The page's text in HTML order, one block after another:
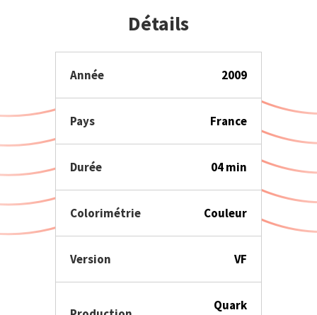
Détails
Année 2009
Pays France
Durée 04 min
Colorimétrie Couleur
Version VF
Quark